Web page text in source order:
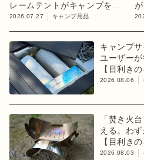
レームテントがキャンプを変
えるかも
2026.07.27 キャンプ用品
キャンプ
ユーザーが
【目利き
2026.08.06
「焚き火
える。わ
【目利き
2026.08.03